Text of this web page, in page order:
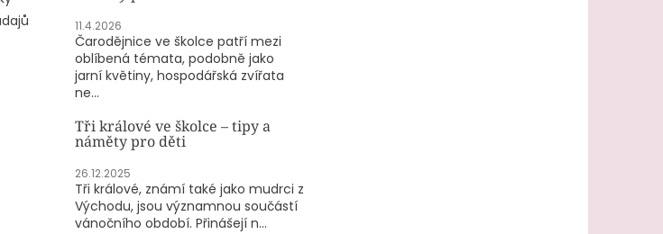
11.4.2026
Čarodějnice ve školce patří mezi
oblíbená témata, podobně jako
jarní květiny, hospodářská zvířata
ne...
Tři králové ve školce – tipy a
náměty pro děti
26.12.2025
Tři králové, známí také jako mudrci z
Východu, jsou významnou součástí
vánočního období. Přinášejí n...